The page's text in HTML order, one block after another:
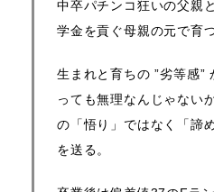
中卒パチンコ狂いの父親
学金を貢ぐ母親の元で育つ
生まれと育ちの ”劣等感”
っても無理なんじゃない
の「悟り」ではなく「諦
を送る。